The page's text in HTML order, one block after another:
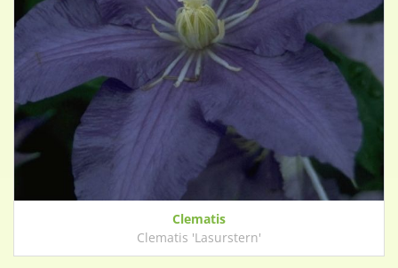
Clematis
Clematis 'Lasurstern'